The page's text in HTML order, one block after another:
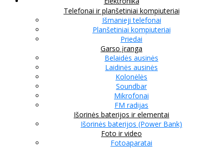
Telefonai ir planšetiniai kompiuteriai
Išmanieji telefonai
Planšetiniai kompiuteriai
Priedai
Garso įranga
Belaidės ausinės
Laidinės ausinės
Kolonėlės
Soundbar
Mikrofonai
FM radijas
Išorinės baterijos ir elementai
Išorinės baterijos (Power Bank)
Foto ir video
Fotoaparatai